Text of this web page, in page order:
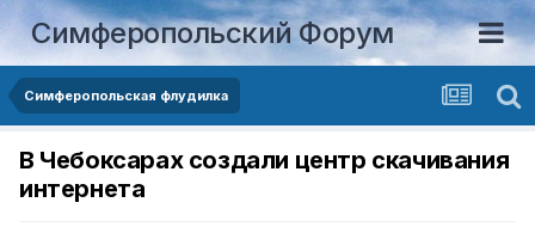
Симферопольский Форум
Симферопольская флудилка
В Чебоксарах создали центр скачивания
интернета